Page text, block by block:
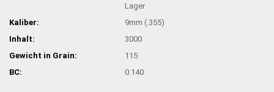
Lager
Kaliber:
9mm (.355)
Inhalt:
3000
Gewicht in Grain:
115
BC:
0.140